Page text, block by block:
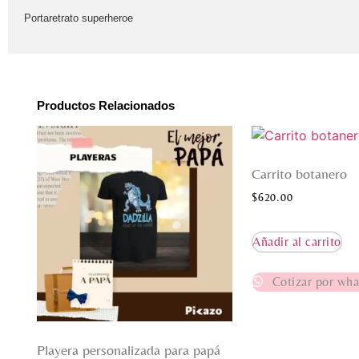
Portaretrato superheroe
Productos Relacionados
Playera personalizada para papá
Carrito botanero
$620.00
Añadir al carrito
Cotizar por